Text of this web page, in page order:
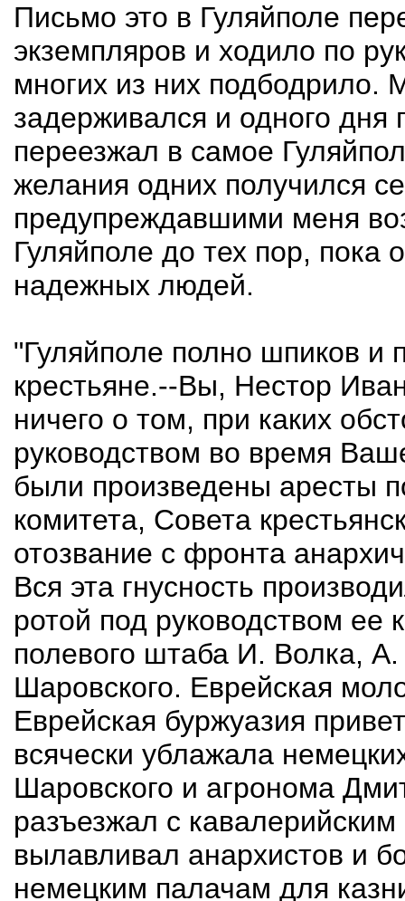
Письмо это в Гуляйполе
экземпляров и ходило по
многих из них подбодрило.
задерживался и одного дня
переезжал в самое
желания одних получился
предупреждавшими меня
Гуляйполе до тех пор,
надежных людей.
"Гуляйполе полно шпиков и
крестьяне.--Вы, Нестор
ничего о том, при каких
руководством во время
были произведены аресты
комитета, Совета
отозвание с фронта
Вся эта гнусность
ротой под руководством ее
полевого штаба И. Волка,
Шаровского. Еврейская
Еврейская буржуазия
всячески ублажала
Шаровского и агронома
разъезжал с
вылавливал анархистов и
немецким палачам для